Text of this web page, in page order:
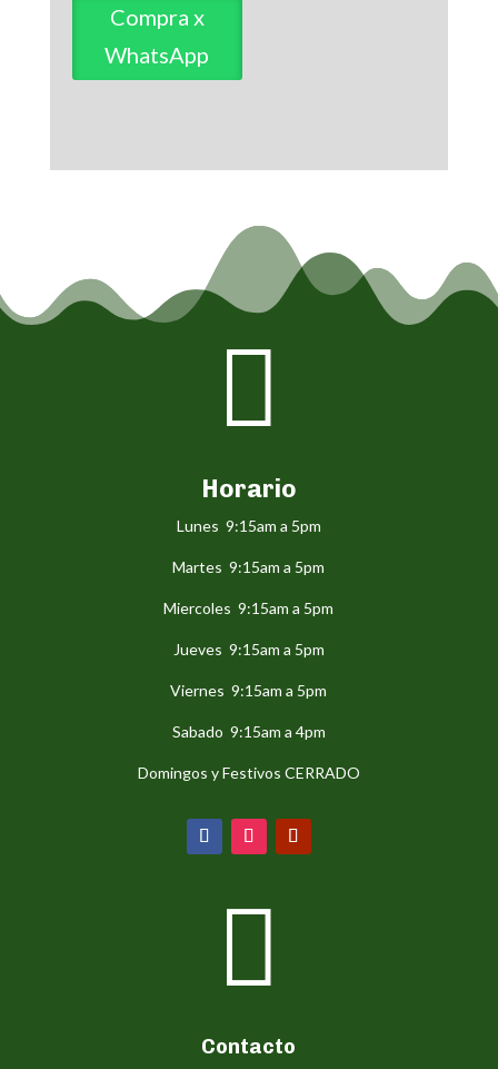
Compra x
WhatsApp

Horario
Lunes 9:15am a 5pm
Martes 9:15am a 5pm
Miercoles 9:15am a 5pm
Jueves 9:15am a 5pm
Viernes 9:15am a 5pm
Sabado 9:15am a 4pm
Domingos y Festivos CERRADO

Contacto